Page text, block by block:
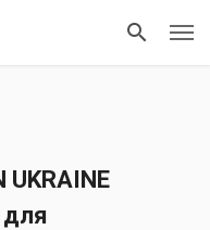
UKRAINE